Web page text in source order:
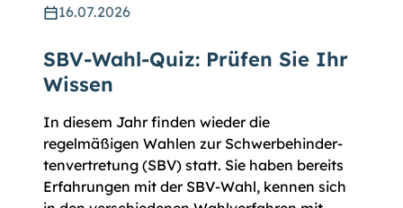
16.07.2026
SBV-Wahl-Quiz: Prüfen Sie Ihr
Wissen
In diesem Jahr finden wieder die
regelmäßigen Wahlen zur Schwer­be­hinder­
ten­vertre­tung (SBV) statt. Sie haben bereits
Erfahrungen mit der SBV-Wahl, kennen sich